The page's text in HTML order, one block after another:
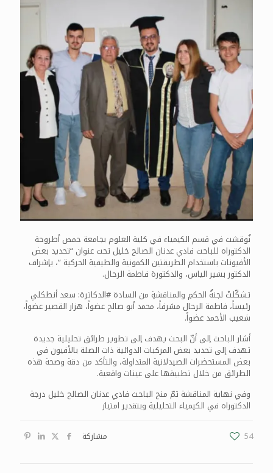
نُوقشت في قسم الكيمياء في كلية العلوم بجامعة حمص أطروحة
الدكتوراه للباحث فادي عدنان الصالح خليل تحت عنوان “تحديد بعض
الأفيونات باستخدام الطريقتين الكمونية والطيفية الحركية ”، بإشراف
الدكتور بشير الياس، والدكتورة فاطمة الرحال.
تشكّلتْ لجنةُ الحكمِ والمناقشةِ من السادة #الدكاترة: سعد أنطكلي
رئيساً، فاطمة الرحال مشرفاً، محمد أبو صالح عضواً، هزار القصير عضواً،
شعيب الأحمد عضواً.
أشار الباحث إلى أنّ البحث يهدف إلى تطوير طرائق تحليلية جديدة
تهدف إلى تحديد بعض المركبات الدوائية ذات الصلة بالأفيون في
بعض المستحضرات الصيدلانية المتداولة، والتأكد من دقة وصحة هذه
الطرائق من خلال تطبيقها على عينات واقعية.
وفي نهاية المناقشة تمّ منح الباحث فادي عدنان الصالح خليل درجة
الدكتوراه في الكيمياء التحليلية وبتقدير امتياز
مشاركة
54